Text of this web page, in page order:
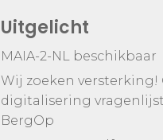
Uitgelicht
MAIA-2-NL beschikbaar
Wij zoeken versterking!
digitalisering
BergOp